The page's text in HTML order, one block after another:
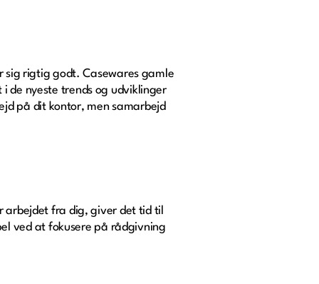
sig rigtig godt. Casewares gamle
de nyeste trends og udviklinger
på dit kontor, men samarbejd
arbejdet fra dig, giver det tid til
ved at fokusere på rådgivning